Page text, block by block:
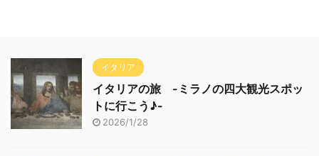
イタリア
イタリアの旅 -ミラノの四大観光スポッ
トに行こう♪-
2026/1/28